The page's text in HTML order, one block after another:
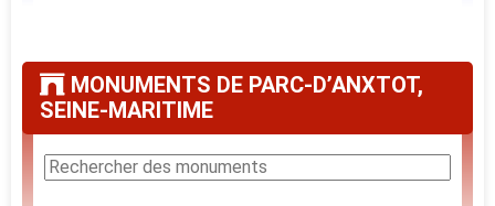
MONUMENTS DE PARC-D’ANXTOT,
SEINE-MARITIME